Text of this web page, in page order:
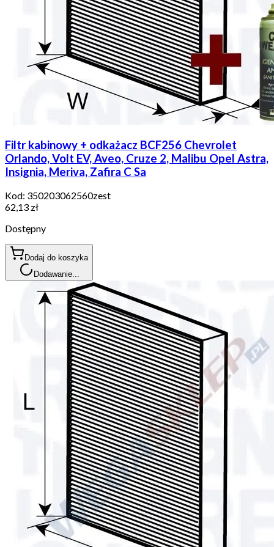
Filtr kabinowy + odkażacz BCF256 Chevrolet
Orlando, Volt EV, Aveo, Cruze 2, Malibu Opel Astra,
Insignia, Meriva, Zafira C Sa
Kod: 350203062560zest
62,13 zł
Dostępny
Dodaj do koszyka
Dodawanie...